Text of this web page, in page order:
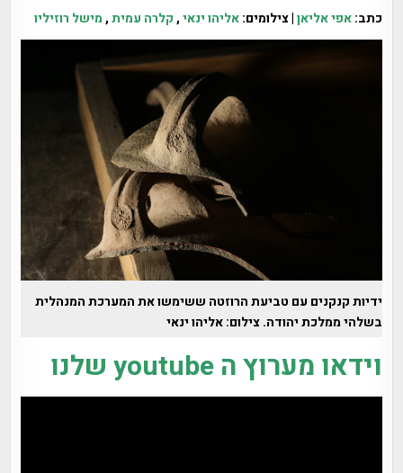
כתב:אפי אליאן| צילומים:אליהו ינאי,קלרה עמית,מישל רוזיליו
ידיות קנקנים עם טביעת הרוזטה ששימשו את המערכת המנהלית
בשלהי ממלכת יהודה. צילום: אליהו ינאי
וידאו מערוץ ה youtube שלנו